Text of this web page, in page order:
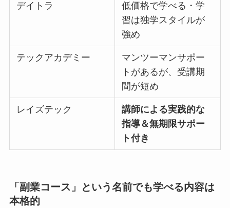
デイトラ
低価格で学べる・学
習は独学スタイルが
強め
テックアカデミー
マンツーマンサポー
トがあるが、受講期
間が短め
レイズテック
講師による実践的な
指導＆無期限サポー
ト付き
「副業コース」という名前でも学べる内容は
本格的